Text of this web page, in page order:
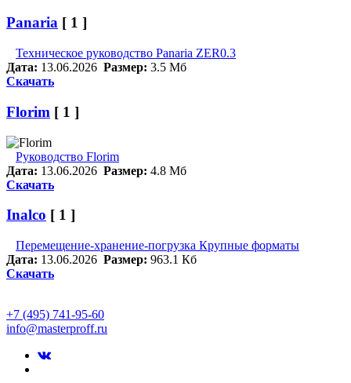
Panaria [ 1 ]
Техническое руководство Panaria ZER0.3
Дата: 13.06.2026 Размер: 3.5 Мб
Скачать
Florim [ 1 ]
Руководство Florim
Дата: 13.06.2026 Размер: 4.8 Мб
Скачать
Inalco [ 1 ]
Перемещение-хранение-погрузка Крупные форматы
Дата: 13.06.2026 Размер: 963.1 Кб
Скачать
+7 (495) 741-95-60
info@masterproff.ru